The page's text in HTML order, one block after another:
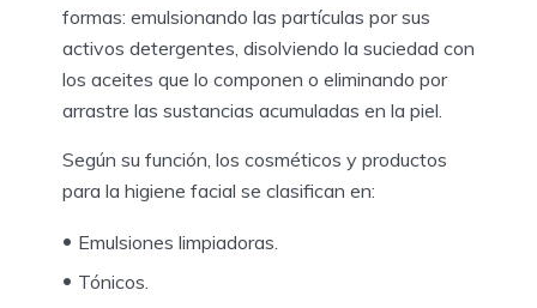
formas: emulsionando las partículas por sus
activos detergentes, disolviendo la suciedad con
los aceites que lo componen o eliminando por
arrastre las sustancias acumuladas en la piel.
Según su función, los cosméticos y productos
para la higiene facial se clasifican en:
Emulsiones limpiadoras.
Tónicos.